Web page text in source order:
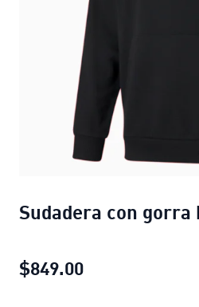
Sudadera con
$849.00